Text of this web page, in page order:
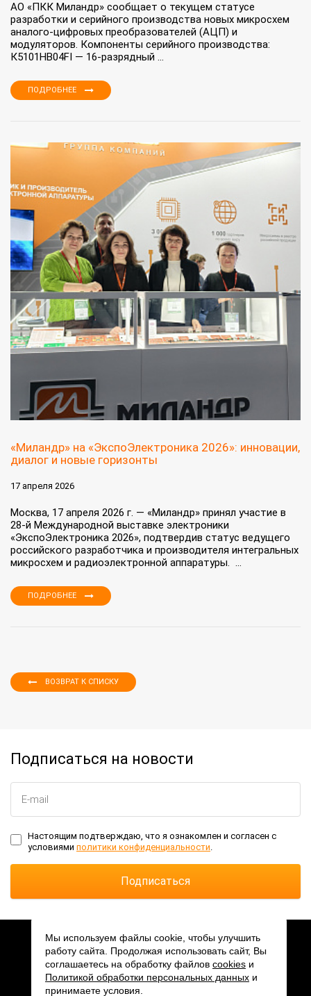
АО «ПКК Миландр» сообщает о текущем статусе
разработки и серийного производства новых микросхем
аналого‑цифровых преобразователей (АЦП) и
модуляторов. Компоненты серийного производства:
К5101НВ04FI — 16‑разрядный ...
ПОДРОБНЕЕ
«Миландр» на «ЭкспоЭлектроника 2026»: инновации,
диалог и новые горизонты
17 апреля 2026
Москва, 17 апреля 2026 г. — «Миландр» принял участие в
28-й Международной выставке электроники
«ЭкспоЭлектроника 2026», подтвердив статус ведущего
российского разработчика и производителя интегральных
микросхем и радиоэлектронной аппаратуры. ...
ПОДРОБНЕЕ
ВОЗВРАТ К СПИСКУ
Подписаться на новости
Настоящим подтверждаю, что я ознакомлен и согласен с
условиями политики конфиденциальности.
2026 © АО «ПКК Миландр»
Мы в соцсетях:
Создание сайта
Мы используем файлы cookie, чтобы улучшить
работу сайта. Продолжая использовать сайт, Вы
соглашаетесь на обработку файлов cookies и
Политикой обработки персональных данных и
принимаете условия.